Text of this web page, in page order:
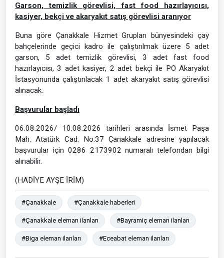
Garson, temizlik görevlisi, fast food hazırlayıcısı,
kasiyer, bekçi ve akaryakıt satış görevlisi aranıyor
Buna göre Çanakkale Hizmet Grupları bünyesindeki çay
bahçelerinde geçici kadro ile çalıştırılmak üzere 5 adet
garson, 5 adet temizlik görevlisi, 3 adet fast food
hazırlayıcısı, 3 adet kasiyer, 2 adet bekçi ile PO Akaryakıt
İstasyonunda çalıştırılacak 1 adet akaryakıt satış görevlisi
alınacak.
Başvurular başladı
06.08.2026/ 10.08.2026 tarihleri arasında İsmet Paşa
Mah. Atatürk Cad. No:37 Çanakkale adresine yapılacak
başvurular için 0286 2173902 numaralı telefondan bilgi
alınabilir.
(HADİYE AYŞE İRİM)
#Çanakkale #Çanakkale haberleri
#Çanakkale eleman ilanları #Bayramiç eleman ilanları
#Biga eleman ilanları #Eceabat eleman ilanları